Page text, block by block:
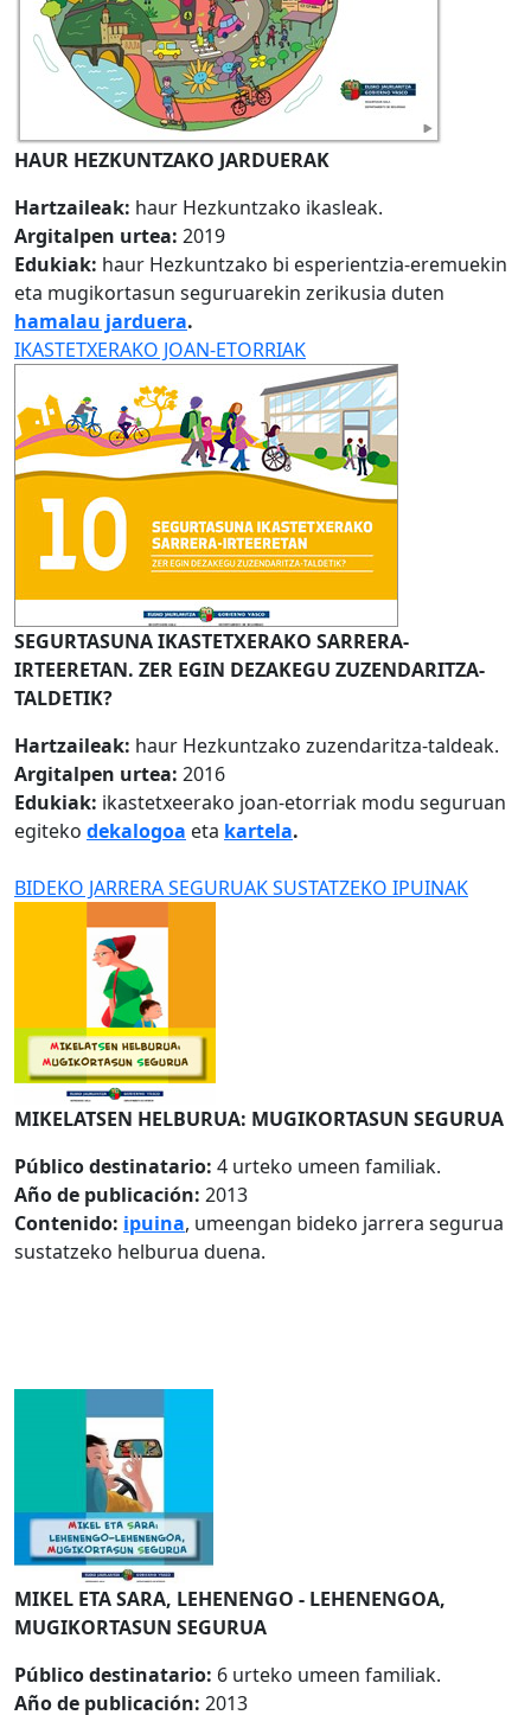
HAUR HEZKUNTZAKO JARDUERAK
Hartzaileak: haur Hezkuntzako ikasleak.
Argitalpen urtea: 2019
Edukiak: haur Hezkuntzako bi esperientzia-eremuekin
eta mugikortasun seguruarekin zerikusia duten
hamalau jarduera.
IKASTETXERAKO JOAN-ETORRIAK
SEGURTASUNA IKASTETXERAKO SARRERA-
IRTEERETAN. ZER EGIN DEZAKEGU ZUZENDARITZA-
TALDETIK?
Hartzaileak: haur Hezkuntzako zuzendaritza-taldeak.
Argitalpen urtea: 2016
Edukiak: ikastetxeerako joan-etorriak modu seguruan
egiteko dekalogoa eta kartela.
BIDEKO JARRERA SEGURUAK SUSTATZEKO IPUINAK
MIKELATSEN HELBURUA: MUGIKORTASUN SEGURUA
Público destinatario: 4 urteko umeen familiak.
Año de publicación: 2013
Contenido: ipuina, umeengan bideko jarrera segurua
sustatzeko helburua duena.
MIKEL ETA SARA, LEHENENGO - LEHENENGOA,
MUGIKORTASUN SEGURUA
Público destinatario: 6 urteko umeen familiak.
Año de publicación: 2013